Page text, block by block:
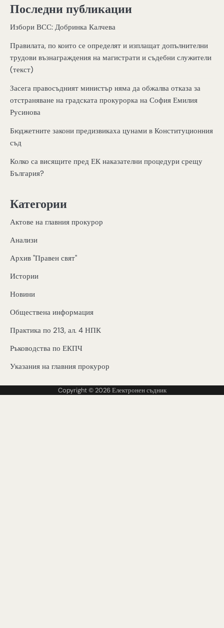
Последни публикации
Избори ВСС: Добринка Калчева
Правилата, по които се определят и изплащат допълнителни
трудови възнаграждения на магистрати и съдебни служители
(текст)
Засега правосъдният министър няма да обжалва отказа за
отстраняване на градската прокурорка на София Емилия
Русинова
Бюджетните закони предизвикаха цунами в Конституционния
съд
Колко са висящите пред ЕК наказателни процедури срещу
България?
Категории
Актове на главния прокурор
Анализи
Архив "Правен свят"
Истории
Новини
Обществена информация
Практика по 213, ал. 4 НПК
Ръководства по ЕКПЧ
Указания на главния прокурор
Copyright © 2026Електронен съдник